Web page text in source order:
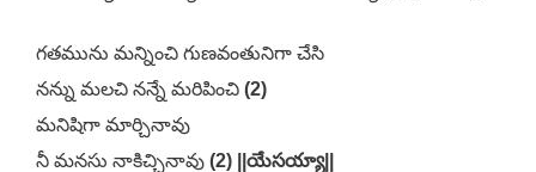
గతమును మన్నించి గుణవంతునిగా చేసి
నన్ను మలచి నన్నే మరిపించి (2)
మనిషిగా మార్చినావు
నీ మనసు నాకిచ్చినావు (2) ||యేసయ్యా||